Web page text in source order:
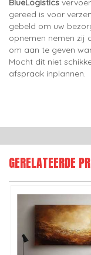
BlueLogistics
gereed is voor
gebeld om uw
opnemen nemen zij
om aan te geven
Mocht dit niet
afspraak inplannen.
GERELATEERDE